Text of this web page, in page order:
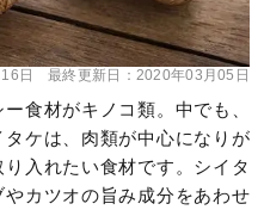
日 最終更新日： 2020年03月05日
食材がキノコ類。中でも、
ケは、肉類が中心になりが
入れたい食材です。シイタ
カツオの旨み成分をあわせ